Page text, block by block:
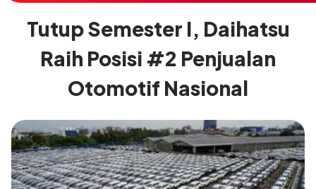
Tutup Semester I, Daihatsu
Raih Posisi #2 Penjualan
Otomotif Nasional